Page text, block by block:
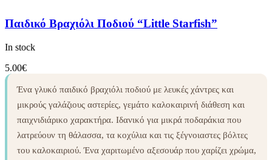
Παιδικό Βραχιόλι Ποδιού “Little Starfish”
In stock
5.00€
Ένα γλυκό παιδικό βραχιόλι ποδιού με λευκές χάντρες και
μικρούς γαλάζιους αστερίες, γεμάτο καλοκαιρινή διάθεση και
παιχνιδιάρικο χαρακτήρα. Ιδανικό για μικρά ποδαράκια που
λατρεύουν τη θάλασσα, τα κοχύλια και τις ξέγνοιαστες βόλτες
του καλοκαιριού. Ένα χαριτωμένο αξεσουάρ που χαρίζει χρώμα,